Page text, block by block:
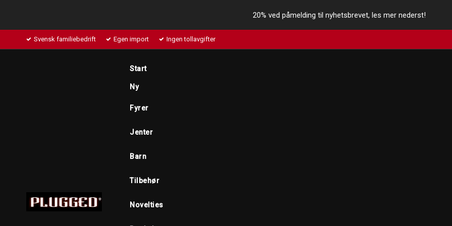
20% ved påmelding til nyhetsbrevet, les mer nederst!
Svensk familiebedrift Egen import Ingen tollavgifter
Start
Ny
Fyrer
Jenter
Barn
Tilbehør
Novelties